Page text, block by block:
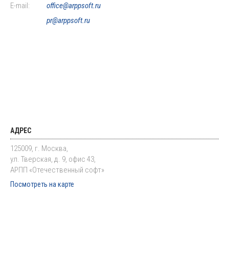
E-mail:
office@arppsoft.ru
pr@arppsoft.ru
АДРЕС
125009, г. Москва,
ул. Тверская, д. 9, офис 43,
АРПП «Отечественный софт»
Посмотреть на карте